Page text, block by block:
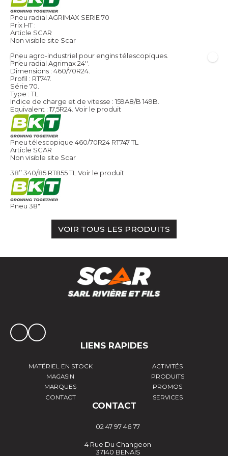
Pneu radial AGRIMAX SERIE 70
Prix HT :
Article SCAR
Non visible site Scar
Pneu agro-industriel pour engins télescopiques.
Pneu radial Agrimax 24''.
Dimensions : 460/70R24.
Profil : RT747.
Série 70.
Type : TL.
Indice de charge et de vitesse : 159A8/B 149B.
Equivalent : 17,5R24. Voir le produit
Pneu télescopique 460/70R24 RT747 TL
Article SCAR
Non visible site Scar
38’’ 340/85 RT855 TLVoir le produit
Pneu 38"
VOIR TOUS LES PRODUITS
LIENS RAPIDES
MATÉRIEL EN STOCK
ACTIVITÉS
MAGASIN
PRODUITS
MARQUES
PROMOS
CONTACT
SERVICES
CONTACT
02 47 97 46 77
4 Rue Du Changeon
37140 BENAIS